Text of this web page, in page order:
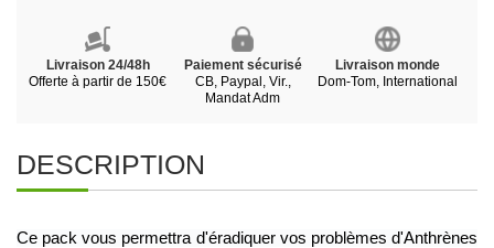
Livraison 24/48h
Offerte à partir de 150€
Paiement sécurisé
CB, Paypal, Vir.,
Mandat Adm
Livraison monde
Dom-Tom, International
DESCRIPTION
Ce pack vous permettra d'éradiquer vos problèmes d'Anthrènes